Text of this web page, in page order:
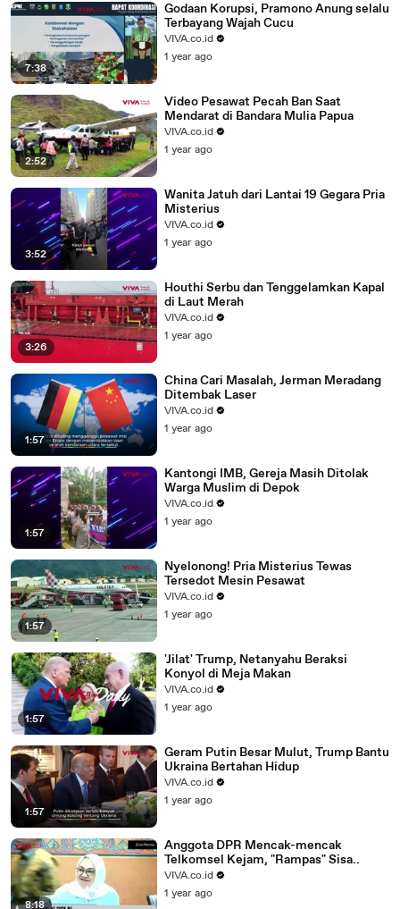
7:38
Godaan Korupsi, Pramono Anung selalu
Terbayang Wajah Cucu
VIVA.co.id
1 year ago
2:52
Video Pesawat Pecah Ban Saat
Mendarat di Bandara Mulia Papua
VIVA.co.id
1 year ago
3:52
Wanita Jatuh dari Lantai 19 Gegara Pria
Misterius
VIVA.co.id
1 year ago
3:26
Houthi Serbu dan Tenggelamkan Kapal
di Laut Merah
VIVA.co.id
1 year ago
1:57
China Cari Masalah, Jerman Meradang
Ditembak Laser
VIVA.co.id
1 year ago
1:57
Kantongi IMB, Gereja Masih Ditolak
Warga Muslim di Depok
VIVA.co.id
1 year ago
1:57
Nyelonong! Pria Misterius Tewas
Tersedot Mesin Pesawat
VIVA.co.id
1 year ago
1:57
'Jilat' Trump, Netanyahu Beraksi
Konyol di Meja Makan
VIVA.co.id
1 year ago
1:57
Geram Putin Besar Mulut, Trump Bantu
Ukraina Bertahan Hidup
VIVA.co.id
1 year ago
8:18
Anggota DPR Mencak-mencak
Telkomsel Kejam, "Rampas" Sisa..
VIVA.co.id
1 year ago